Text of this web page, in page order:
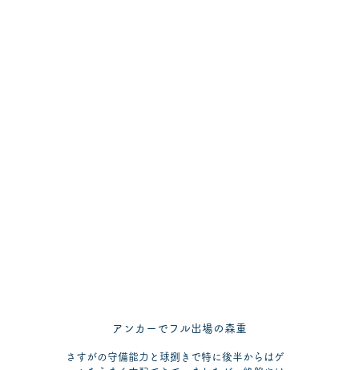
アンカーでフル出場の森重
さすがの守備能力と球捌きで特に後半からはゲ